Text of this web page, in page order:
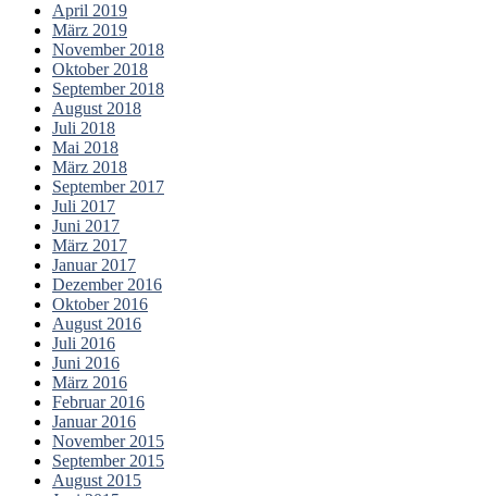
April 2019
März 2019
November 2018
Oktober 2018
September 2018
August 2018
Juli 2018
Mai 2018
März 2018
September 2017
Juli 2017
Juni 2017
März 2017
Januar 2017
Dezember 2016
Oktober 2016
August 2016
Juli 2016
Juni 2016
März 2016
Februar 2016
Januar 2016
November 2015
September 2015
August 2015